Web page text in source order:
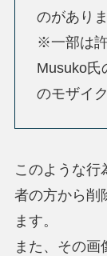
のがありま
※一部は
Musuko
のモザイ
このような行
者の方から削
ます。
また、その画